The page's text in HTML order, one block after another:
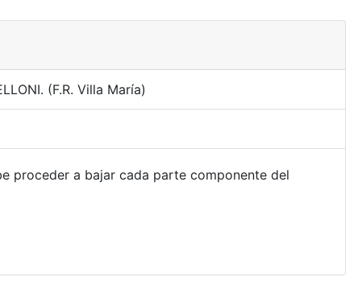
(F.R. Villa María)
proceder a bajar cada parte componente del